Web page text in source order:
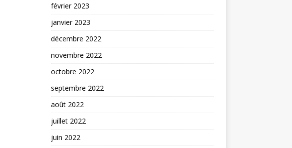
février 2023
janvier 2023
décembre 2022
novembre 2022
octobre 2022
septembre 2022
août 2022
juillet 2022
juin 2022